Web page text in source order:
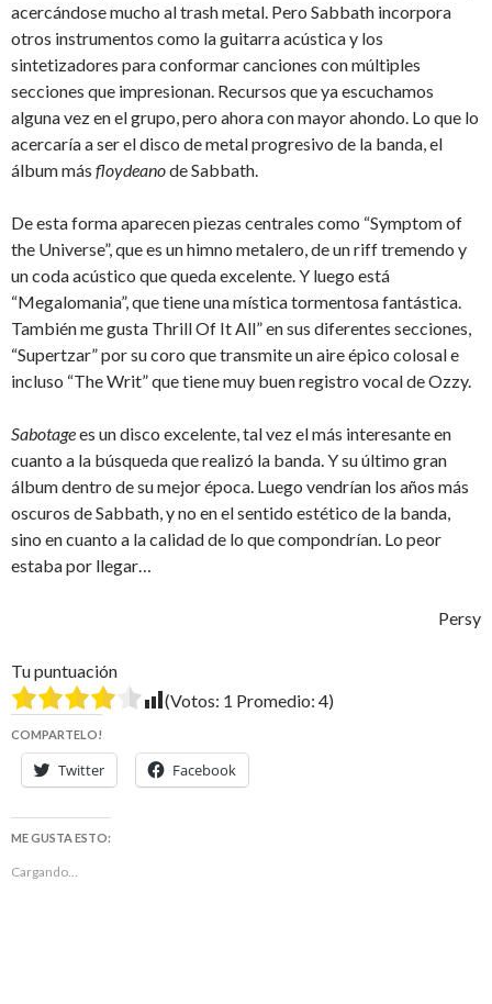
acercándose mucho al trash metal. Pero Sabbath incorpora
otros instrumentos como la guitarra acústica y los
sintetizadores para conformar canciones con múltiples
secciones que impresionan. Recursos que ya escuchamos
alguna vez en el grupo, pero ahora con mayor ahondo. Lo que lo
acercaría a ser el disco de metal progresivo de la banda, el
álbum más floydeanode Sabbath.
De esta forma aparecen piezas centrales como “Symptom of
the Universe”, que es un himno metalero, de un riff tremendo y
un coda acústico que queda excelente. Y luego está
“Megalomania”, que tiene una mística tormentosa fantástica.
También me gusta Thrill Of It All” en sus diferentes secciones,
“Supertzar” por su coro que transmite un aire épico colosal e
incluso “The Writ” que tiene muy buen registro vocal de Ozzy.
Sabotagees un disco excelente, tal vez el más interesante en
cuanto a la búsqueda que realizó la banda. Y su último gran
álbum dentro de su mejor época. Luego vendrían los años más
oscuros de Sabbath, y no en el sentido estético de la banda,
sino en cuanto a la calidad de lo que compondrían. Lo peor
estaba por llegar…
Persy
Tu puntuación
(Votos: 1 Promedio: 4)
COMPARTELO!
Twitter Facebook
ME GUSTA ESTO:
Cargando...